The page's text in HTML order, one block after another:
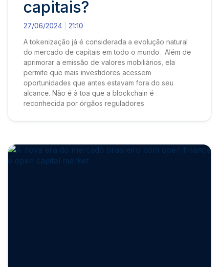
capitais?
27/06/2024
21:10
A tokenização já é considerada a evolução natural
do mercado de capitais em todo o mundo. Além de
aprimorar a emissão de valores mobiliários, ela
permite que mais investidores acessem
oportunidades que antes estavam fora do seu
alcance. Não é à toa que a blockchain é
reconhecida por órgãos reguladores